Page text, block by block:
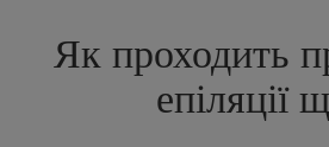
Як проходить
епіляції